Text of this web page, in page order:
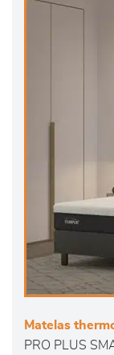
Matelas
PRO PLUS